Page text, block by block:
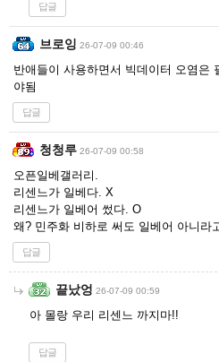
답글
브로잉 26-07-09 00:46
반애들이 사용하면서 빅데이터 오염은
야됨
답글
청청루 26-07-09 00:58
오픈일베갤러리.
리센느가 일베다. X
리센느가 일베어 썼다. O
왜? 민주화 비하로 써도 일베어 아니라
답글
끝났엉 26-07-09 00:59
아 몰랑 우리 리센느 까지마!!
답글